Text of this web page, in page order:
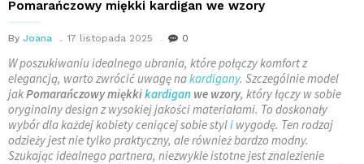
Pomarańczowy miękki kardigan we wzory
By Joana 17 listopada 2025 0
W poszukiwaniu idealnego ubrania, które połączy komfort z
elegancją, warto zwrócić uwagę nakardigany. Szczególnie model
jakPomarańczowy miękkikardigan we wzory, który łączy w sobie
oryginalny design z wysokiej jakości materiałami. To doskonały
wybór dla każdej kobiety ceniącej sobie styli wygodę. Ten rodzaj
odzieży jest nie tylko praktyczny, ale również bardzo modny.
Szukając idealnego partnera, niezwykle istotne jest znalezienie